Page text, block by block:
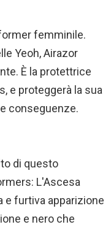
femminile.
Yeoh, Airazor
È la protettrice
e proteggerà la sua
conseguenze.
di questo
L'Ascesa
e furtiva apparizione
e nero che